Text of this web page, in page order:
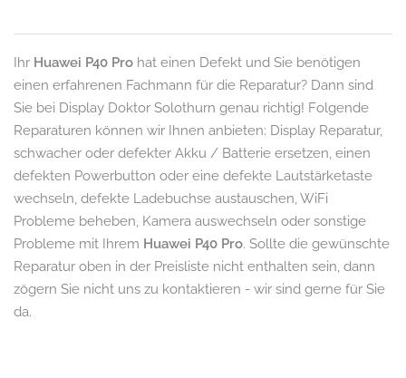
Ihr Huawei P40 Pro hat einen Defekt und Sie benötigen
einen erfahrenen Fachmann für die Reparatur? Dann sind
Sie bei Display Doktor Solothurn genau richtig! Folgende
Reparaturen können wir Ihnen anbieten: Display Reparatur,
schwacher oder defekter Akku / Batterie ersetzen, einen
defekten Powerbutton oder eine defekte Lautstärketaste
wechseln, defekte Ladebuchse austauschen, WiFi
Probleme beheben, Kamera auswechseln oder sonstige
Probleme mit Ihrem Huawei P40 Pro. Sollte die gewünschte
Reparatur oben in der Preisliste nicht enthalten sein, dann
zögern Sie nicht uns zu kontaktieren - wir sind gerne für Sie
da.